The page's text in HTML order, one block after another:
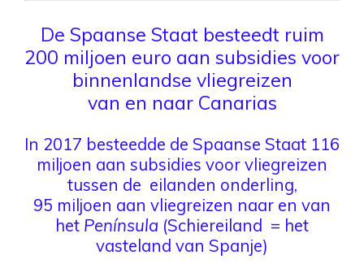
De Spaanse Staat besteedt ruim
200 miljoen euro aan subsidies voor
binnenlandse vliegreizen
van en naar Canarias
In 2017 besteedde de Spaanse Staat 116
miljoen aan subsidies voor vliegreizen
tussen de eilanden onderling,
95 miljoen aan vliegreizen naar en van
het Península (Schiereiland = het
vasteland van Spanje)